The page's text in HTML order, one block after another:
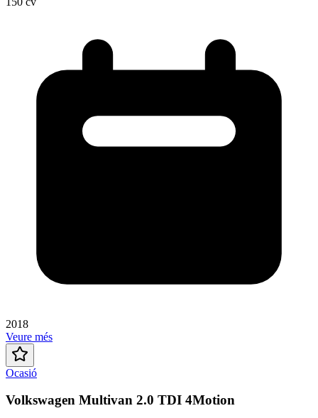
2018
Veure més
Ocasió
Volkswagen Multivan 2.0 TDI 4Motion